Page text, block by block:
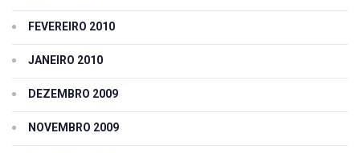
FEVEREIRO 2010
JANEIRO 2010
DEZEMBRO 2009
NOVEMBRO 2009